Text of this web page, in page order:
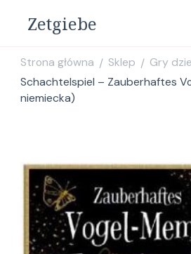
Zetgiebe
Strona główna / Sklep / Gry
Schachtelspiel – Zauberhaftes
niemiecka)